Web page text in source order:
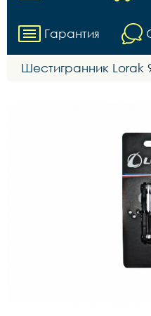
Гарантия
Шестигранник Lorak